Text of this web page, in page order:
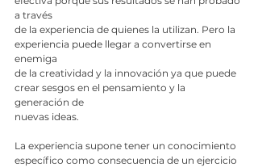
a través
de la experiencia de quienes la utilizan. Pero la
experiencia puede llegar a convertirse en
enemiga
de la creatividad y la innovación ya que puede
crear sesgos en el pensamiento y la
generación de
nuevas ideas.
La experiencia supone tener un conocimiento
específico como consecuencia de un ejercicio